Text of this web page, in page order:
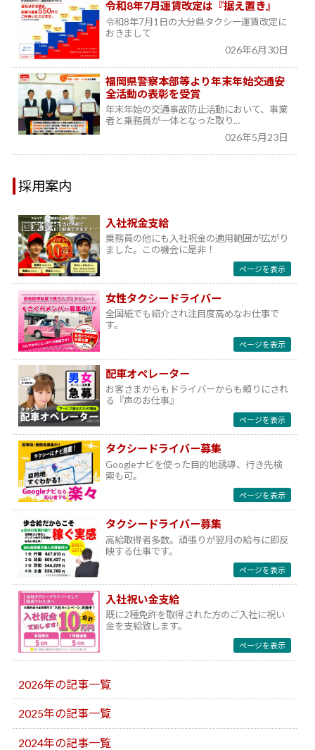
令和8年7月運賃改定は『据え置き』
令和8年7月1日の大分県タクシー運賃改定に
おきまして
026年6月30日
福岡県警察本部等より年末年始交通安
全活動の表彰を受賞
年末年始の交通事故防止活動において、事業
者と乗務員が一体となった取り…
026年5月23日
採用案内
入社祝金支給
乗務員の他にも入社祝金の適用範囲が広がり
ました。この機会に是非！
ページを表示
女性タクシードライバー
全国紙でも紹介され注目度高めなお仕事で
す。
ページを表示
配車オペレーター
お客さまからもドライバーからも頼りにされ
る『声のお仕事』
ページを表示
タクシードライバー募集
Googleナビを使った目的地誘導、行き先検
索も可。
ページを表示
タクシードライバー募集
高給取得者多数。頑張りが翌月の給与に即反
映する仕事です。
ページを表示
入社祝い金支給
既に2種免許を取得された方のご入社に祝い
金を支給致します。
ページを表示
2026年の記事一覧
2025年の記事一覧
2024年の記事一覧